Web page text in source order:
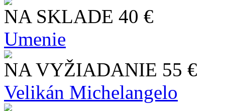
NA SKLADE 40 €
Umenie
NA VYŽIADANIE 55 €
Velikán Michelangelo